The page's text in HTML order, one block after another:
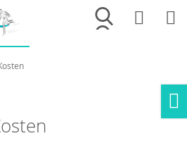
Merkliste